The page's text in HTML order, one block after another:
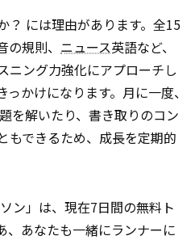
？ には理由があります。全15
規則、 ニュース英語など、
ニング力強化にアプローチし
かけになります。月に一度、
を解いたり、書き取りのコン
もできるため、成長を定期的
ン」は、現在7日間の無料ト
、あなたも一緒にランナーに